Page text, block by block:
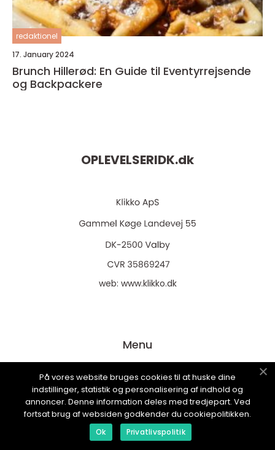
redaktionel
17. January 2024
Brunch Hillerød: En Guide til Eventyrrejsende
og Backpackere
OPLEVELSERIDK.dk
web: www.klikko.dk
Menu
Annoncering
Om os
Cookies
Kontakt os
På vores website bruges cookies til at huske dine
indstillinger, statistik og personalisering af indhold og
annoncer. Denne information deles med tredjepart. Ved
fortsat brug af websiden godkender du cookiepolitikken.
Ok Privatlivspolitik